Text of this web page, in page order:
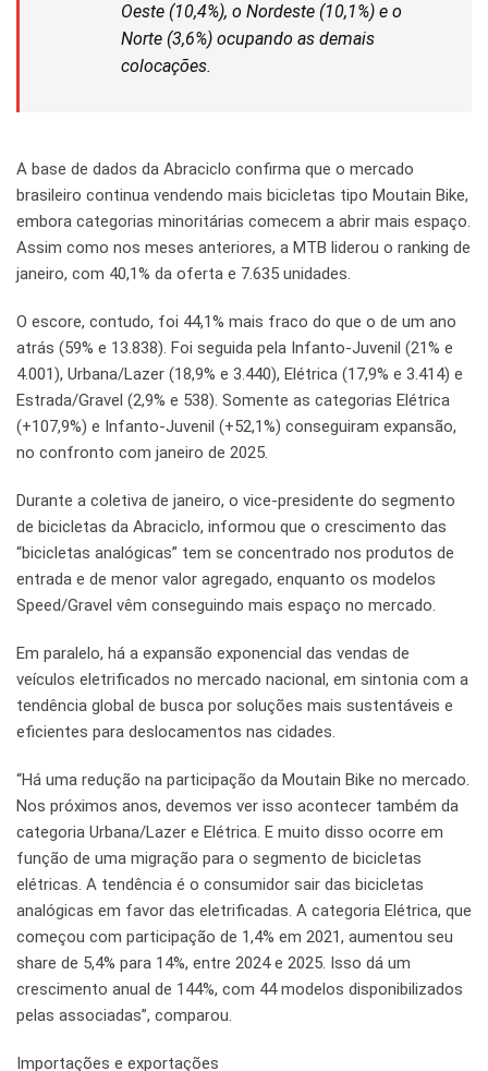
Oeste (10,4%), o Nordeste (10,1%) e o
Norte (3,6%) ocupando as demais
colocações.
A base de dados da Abraciclo confirma que o mercado
brasileiro continua vendendo mais bicicletas tipo Moutain Bike,
embora categorias minoritárias comecem a abrir mais espaço.
Assim como nos meses anteriores, a MTB liderou o ranking de
janeiro, com 40,1% da oferta e 7.635 unidades.
O escore, contudo, foi 44,1% mais fraco do que o de um ano
atrás (59% e 13.838). Foi seguida pela Infanto-Juvenil (21% e
4.001), Urbana/Lazer (18,9% e 3.440), Elétrica (17,9% e 3.414) e
Estrada/Gravel (2,9% e 538). Somente as categorias Elétrica
(+107,9%) e Infanto-Juvenil (+52,1%) conseguiram expansão,
no confronto com janeiro de 2025.
Durante a coletiva de janeiro, o vice-presidente do segmento
de bicicletas da Abraciclo, informou que o crescimento das
“bicicletas analógicas” tem se concentrado nos produtos de
entrada e de menor valor agregado, enquanto os modelos
Speed/Gravel vêm conseguindo mais espaço no mercado.
Em paralelo, há a expansão exponencial das vendas de
veículos eletrificados no mercado nacional, em sintonia com a
tendência global de busca por soluções mais sustentáveis e
eficientes para deslocamentos nas cidades.
“Há uma redução na participação da Moutain Bike no mercado.
Nos próximos anos, devemos ver isso acontecer também da
categoria Urbana/Lazer e Elétrica. E muito disso ocorre em
função de uma migração para o segmento de bicicletas
elétricas. A tendência é o consumidor sair das bicicletas
analógicas em favor das eletrificadas. A categoria Elétrica, que
começou com participação de 1,4% em 2021, aumentou seu
share de 5,4% para 14%, entre 2024 e 2025. Isso dá um
crescimento anual de 144%, com 44 modelos disponibilizados
pelas associadas”, comparou.
Importações e exportações